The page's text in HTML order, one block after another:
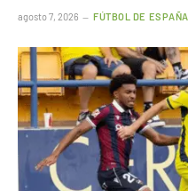
agosto 7, 2026 FÚTBOL DE ESPAÑA